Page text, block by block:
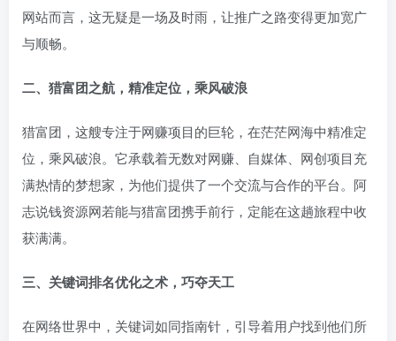
网站而言，这无疑是一场及时雨，让推广之路变得更加宽广
与顺畅。
二、猎富团之航，精准定位，乘风破浪
猎富团，这艘专注于网赚项目的巨轮，在茫茫网海中精准定
位，乘风破浪。它承载着无数对网赚、自媒体、网创项目充
满热情的梦想家，为他们提供了一个交流与合作的平台。阿
志说钱资源网若能与猎富团携手前行，定能在这趟旅程中收
获满满。
三、关键词排名优化之术，巧夺天工
在网络世界中，关键词如同指南针，引导着用户找到他们所